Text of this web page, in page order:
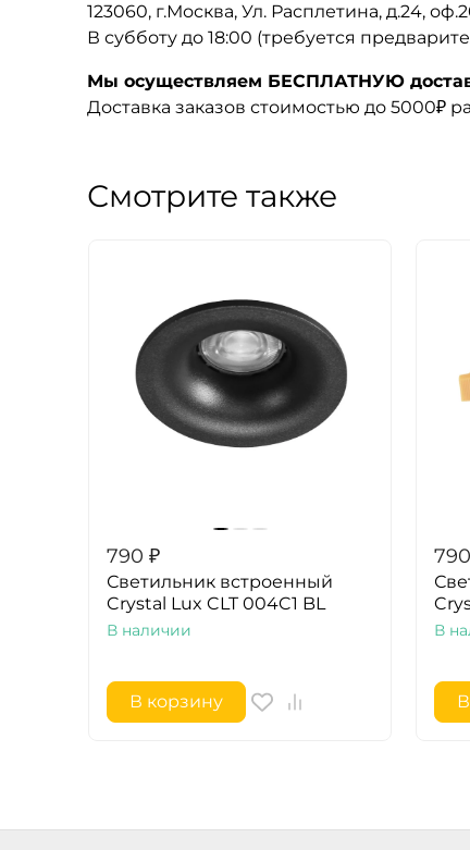
123060, г.Москва, Ул. Расплетина, д.24,
В субботу до 18:00 (требуется
Мы осуществляем БЕСПЛАТНУЮ
Доставка заказов стоимостью до 5000₽
Смотрите также
790 ₽
Светильник встроенный
Crystal Lux CLT 004C1 BL
В наличии
В корзину
790
В